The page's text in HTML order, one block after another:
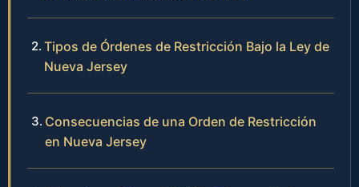
Tipos de Órdenes de Restricción Bajo la Ley de
Nueva Jersey
Consecuencias de una Orden de Restricción
en Nueva Jersey